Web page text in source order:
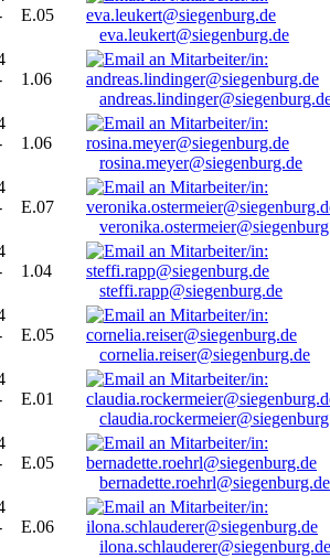
E.05
eva.leukert@siegenburg.de
1.06
1.06
rosina.meyer@siegenburg.de
E.07
1.04
steffi.rapp@siegenburg.de
E.05
cornelia.reiser@siegenburg.de
E.01
E.05
bernadette.roehrl@siegenburg.de
E.06
ilona.schlauderer@siegenburg.de